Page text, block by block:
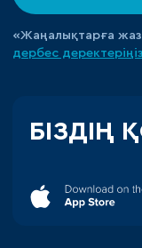
«Жаңалықтарға
дербес
БІЗДІҢ